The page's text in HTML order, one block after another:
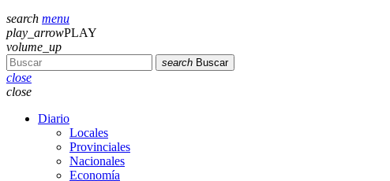
search menu
play_arrowPLAY
volume_up
search Buscar
close
close
Diario
Locales
Provinciales
Nacionales
Economía